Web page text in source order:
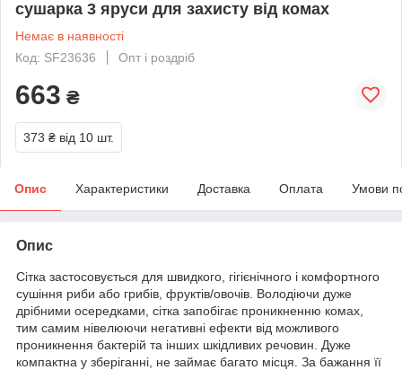
сушарка 3 яруси для захисту від комах
Немає в наявності
Код: SF23636
Опт і роздріб
663 ₴
373 ₴ від 10 шт.
Опис Характеристики Доставка Оплата Умови
Опис
Сітка застосовується для швидкого, гігієнічного і комфортного
сушіння риби або грибів, фруктів/овочів. Володіючи дуже
дрібними осередками, сітка запобігає проникненню комах,
тим самим нівелюючи негативні ефекти від можливого
проникнення бактерій та інших шкідливих речовин. Дуже
компактна у зберіганні, не займає багато місця. За бажання її